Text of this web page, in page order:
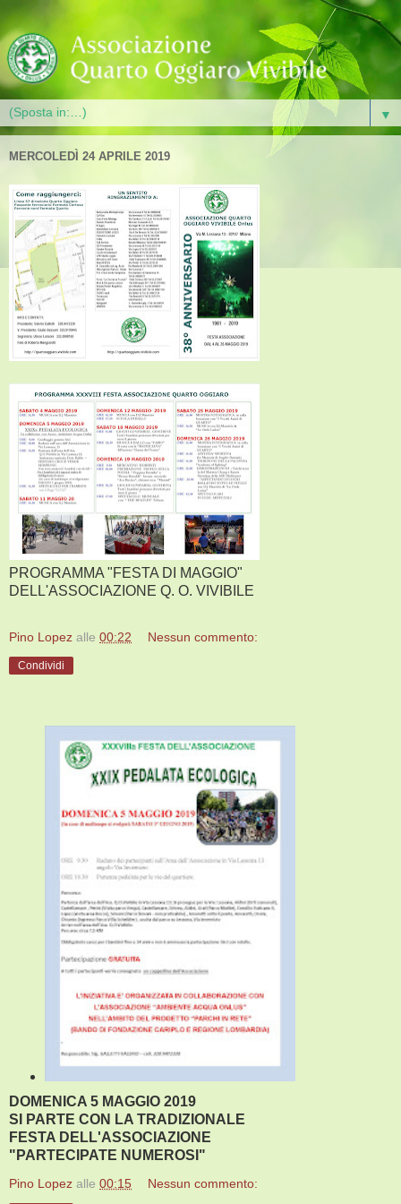
▼
MERCOLEDÌ 24 APRILE 2019
PROGRAMMA "FESTA DI MAGGIO"
DELL'ASSOCIAZIONE Q. O. VIVIBILE
Pino Lopez alle 00:22 Nessun commento:
Condividi
DOMENICA 5 MAGGIO 2019
SI PARTE CON LA TRADIZIONALE
FESTA DELL'ASSOCIAZIONE
"PARTECIPATE NUMEROSI"
Pino Lopez alle 00:15 Nessun commento: